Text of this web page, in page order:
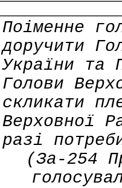
Поіменне
доручити
України та
Голови
скликати
Верховної
разі
(За-254